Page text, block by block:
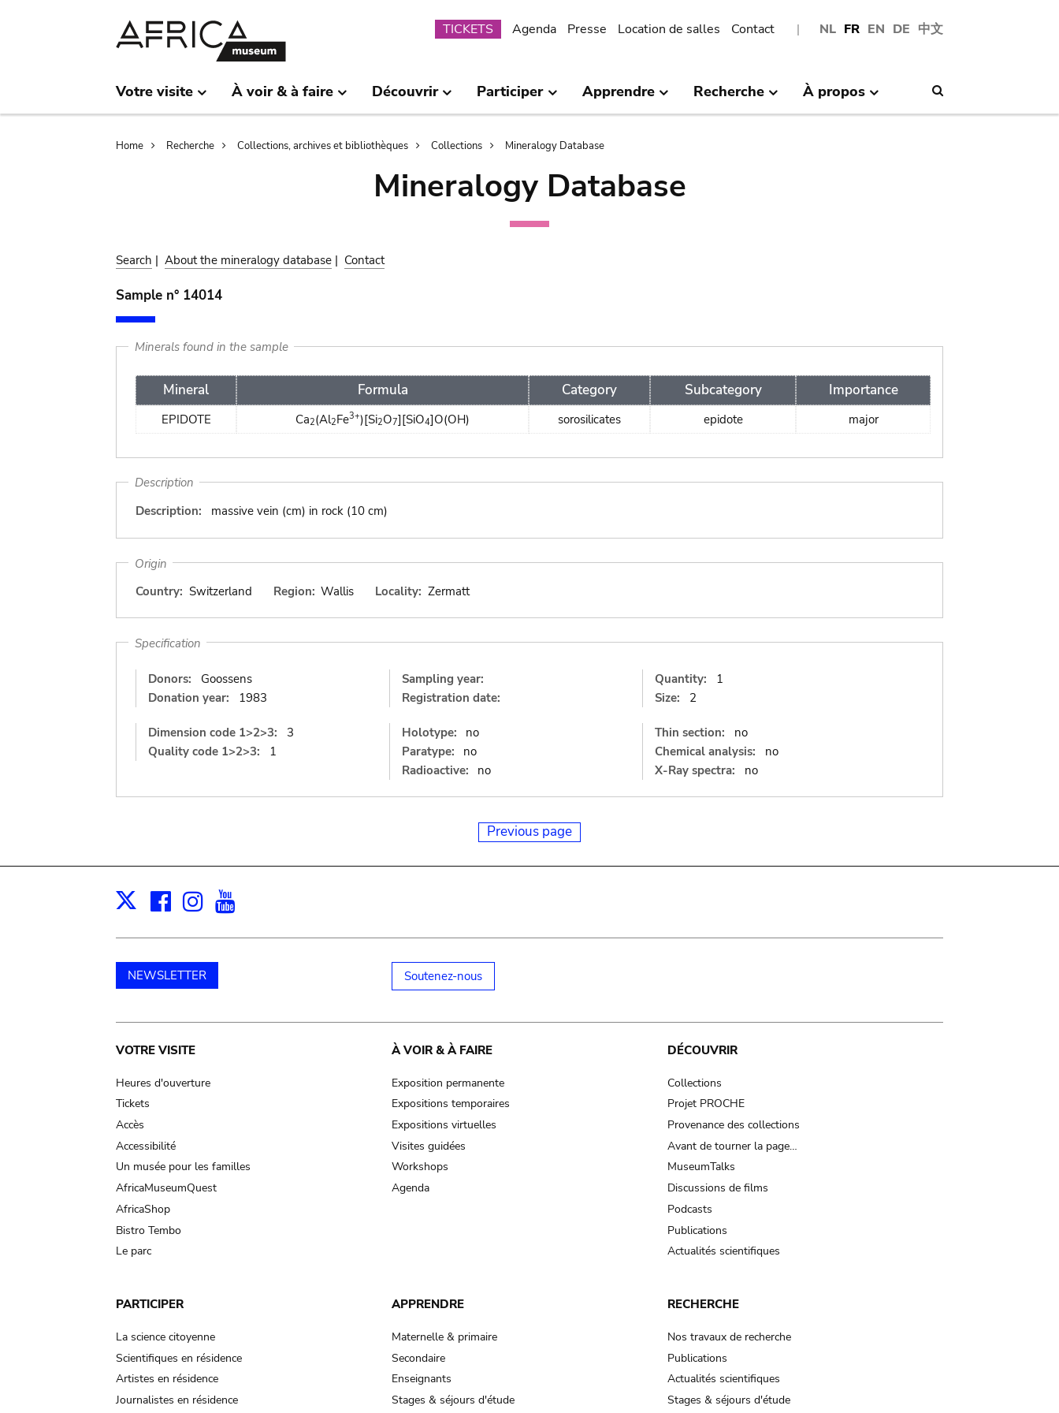
NL FR EN DE 中文
Submenu
TICKETS Agenda Presse Location de salles Contact
Votre visite À voir & à faire Découvrir Participer Apprendre Recherche À propos
Breadcrumb
Home Recherche Collections, archives et bibliothèques Collections Mineralogy Database
Mineralogy Database
Search | About the mineralogy database | Contact
Sample n° 14014
Minerals found in the sample
Mineral Formula Category Subcategory Importance
EPIDOTE Ca2(Al2Fe3+)[Si2O7][SiO4]O(OH) sorosilicates epidote major
Description
Description:
massive vein (cm) in rock (10 cm)
Origin
Country: Switzerland Region: Wallis Locality: Zermatt
Specification
Donors:
Goossens
Donation year:
1983
Sampling year:
Registration date:
Quantity:
1
Size:
2
Dimension code 1>2>3:
3
Quality code 1>2>3:
1
Holotype:
no
Paratype:
no
Radioactive:
no
Thin section:
no
Chemical analysis:
no
X-Ray spectra:
no
Previous page
X Facebook
Instagram
NEWSLETTER Soutenez-nous
Main
navigation
VOTRE VISITE
Heures d'ouverture
Tickets
Accès
Accessibilité
Un musée pour les familles
AfricaMuseumQuest
AfricaShop
Bistro Tembo
Le parc
À VOIR & À FAIRE
Exposition permanente
Expositions temporaires
Expositions virtuelles
Visites guidées
Workshops
Agenda
DÉCOUVRIR
Collections
Projet PROCHE
Provenance des collections
Avant de tourner la page…
MuseumTalks
Discussions de films
Podcasts
Publications
Actualités scientifiques
PARTICIPER
La science citoyenne
Scientifiques en résidence
Artistes en résidence
Journalistes en résidence
APPRENDRE
Maternelle & primaire
Secondaire
Enseignants
Stages & séjours d'étude
RECHERCHE
Nos travaux de recherche
Publications
Actualités scientifiques
Stages & séjours d'étude